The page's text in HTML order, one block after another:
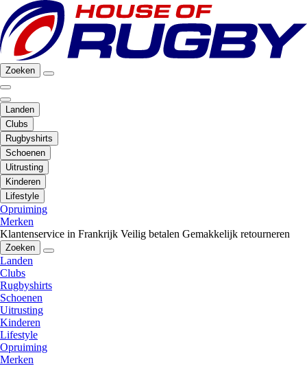
Zoeken
Landen
Clubs
Rugbyshirts
Schoenen
Uitrusting
Kinderen
Lifestyle
Opruiming
Merken
Klantenservice in Frankrijk Veilig betalen Gemakkelijk retourneren
Zoeken
Landen
Clubs
Rugbyshirts
Schoenen
Uitrusting
Kinderen
Lifestyle
Opruiming
Merken